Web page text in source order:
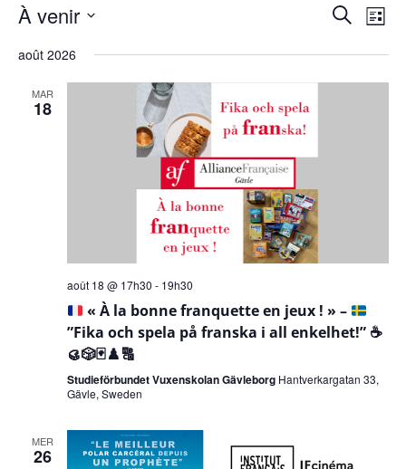
et
Recherche
de
Liste
À venir
une
août 2026
MAR
18
août 18 @ 17h30 - 19h30
« À la bonne franquette en jeux ! » –
”Fika och spela på franska i all enkelhet!” ☕️
🥮🎲🃏♟️🔠
Studieförbundet Vuxenskolan Gävleborg Hantverkargatan 33,
Gävle, Sweden
MER
26